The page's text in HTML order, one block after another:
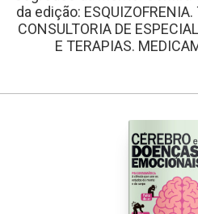
da edição:
CONSULTORIA DE
E TERAPIAS.